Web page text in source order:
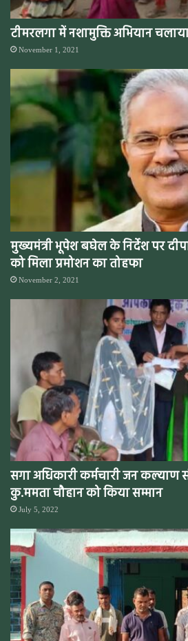
टीमरलगा में नशामुक्ति अभियान
November 1, 2021
मुख्यमंत्री भूपेश बघेल के निर्देश पर
को मिला प्रमोशन का तोहफा
November 2, 2021
सगा अधिकारी कर्मचारी जन कल्याण
कु.ममता चौहान को किया सम्मान
July 5, 2022